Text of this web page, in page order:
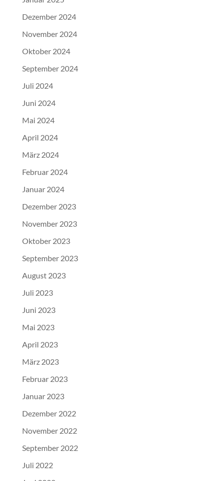
Dezember 2024
November 2024
Oktober 2024
September 2024
Juli 2024
Juni 2024
Mai 2024
April 2024
März 2024
Februar 2024
Januar 2024
Dezember 2023
November 2023
Oktober 2023
September 2023
August 2023
Juli 2023
Juni 2023
Mai 2023
April 2023
März 2023
Februar 2023
Januar 2023
Dezember 2022
November 2022
September 2022
Juli 2022